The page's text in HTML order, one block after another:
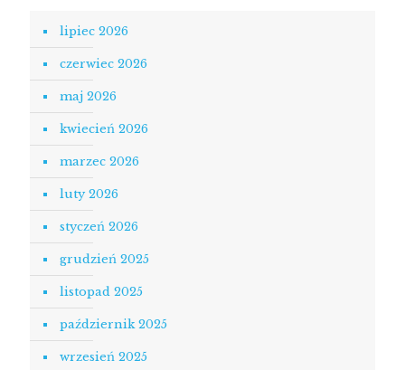
lipiec 2026
czerwiec 2026
maj 2026
kwiecień 2026
marzec 2026
luty 2026
styczeń 2026
grudzień 2025
listopad 2025
październik 2025
wrzesień 2025